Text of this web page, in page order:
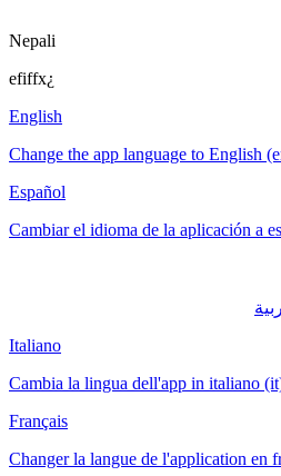
Nepali
efiffx¿
English
Change the app language to English
Español
Cambiar el idioma de la aplicación a
Italiano
Cambia la lingua dell'app in italiano
Français
Changer la langue de l'application en